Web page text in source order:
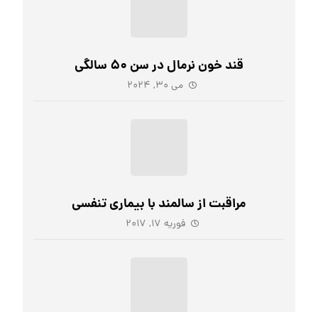
قند خون نرمال در سن ۵۰ سالگی
می ۳۰, ۲۰۲۴
مراقبت از سالمند با بیماری تنفسی
فوریه ۱۷, ۲۰۱۷